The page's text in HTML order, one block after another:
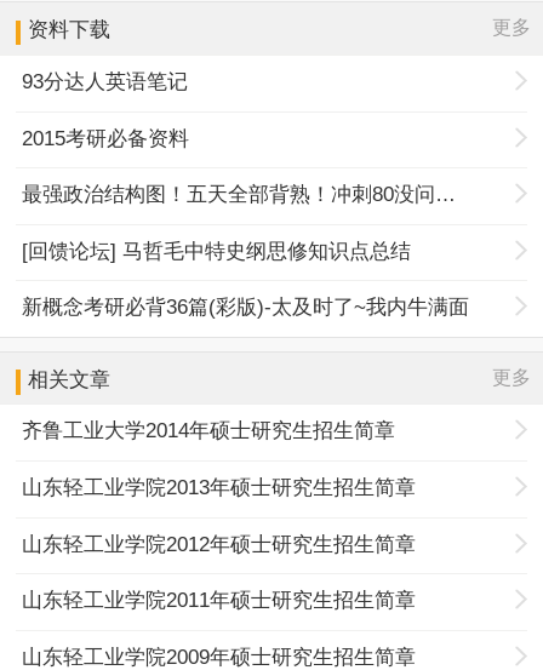
资料下载 更多
93分达人英语笔记
2015考研必备资料
最强政治结构图！五天全部背熟！冲刺80没问题！
[回馈论坛] 马哲毛中特史纲思修知识点总结
新概念考研必背36篇(彩版)-太及时了~我内牛满面
相关文章 更多
齐鲁工业大学2014年硕士研究生招生简章
山东轻工业学院2013年硕士研究生招生简章
山东轻工业学院2012年硕士研究生招生简章
山东轻工业学院2011年硕士研究生招生简章
山东轻工业学院2009年硕士研究生招生简章